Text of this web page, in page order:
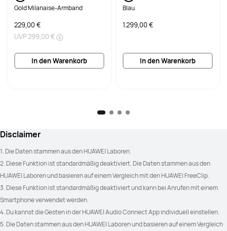
Gold Milanaise-Armband
229,00 €
UVP299,00 €
In den Warenkorb
Blau
1.299,00 €
In den Warenkorb
Disclaimer
1. Die Daten stammen aus den HUAWEI Laboren.
2. Diese Funktion ist standardmäßig deaktiviert. Die Daten stammen aus den
HUAWEI Laboren und basieren auf einem Vergleich mit den HUAWEI FreeClip.
3. Diese Funktion ist standardmäßig deaktiviert und kann bei Anrufen mit einem
Smartphone verwendet werden.
4. Du kannst die Gesten in der HUAWEI Audio Connect App individuell einstellen.
5. Die Daten stammen aus den HUAWEI Laboren und basieren auf einem Vergleich